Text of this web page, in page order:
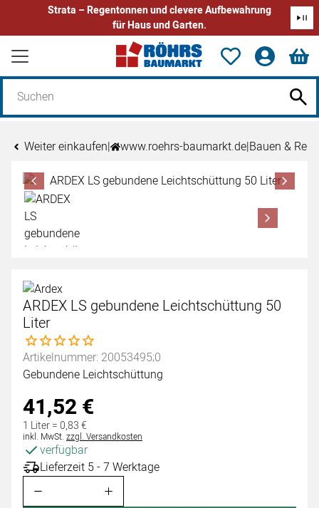
Strata – Regentonnen und clevere Aufbewahrung
für Haus und Garten.
Zum Hauptinhalt springen
Weiter einkaufen| www.roehrs-baumarkt.de|Bauen &
Produktgalerie
Zur Kaufbox springen
ARDEX LS gebundene Leichtschüttung 50
Liter
Noch keine Bewertungen abgegeben
Artikelnummer: 20053495;0
Gebundene Leichtschüttung
41,52€
1 Liter =0,83€
Steuerhinweis:
inkl. MwSt. zzgl. Versandkosten
verfügbar
Lieferzeit 5 - 7 Werktage